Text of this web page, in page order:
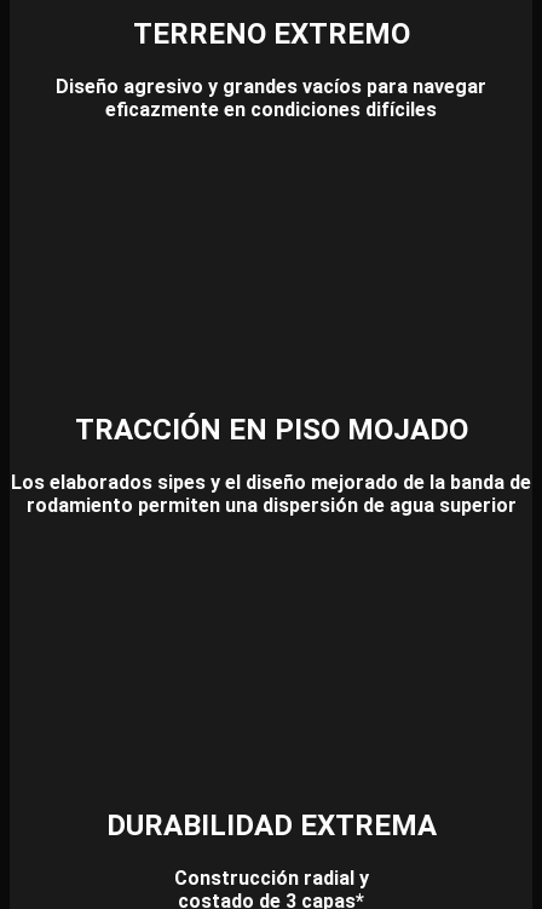
TERRENO EXTREMO
Diseño agresivo y grandes vacíos para navegar
eficazmente en condiciones difíciles
TRACCIÓN EN PISO MOJADO
Los elaborados sipes y el diseño mejorado de la banda de
rodamiento permiten una dispersión de agua superior
DURABILIDAD EXTREMA
Construcción radial y
costado de 3 capas*